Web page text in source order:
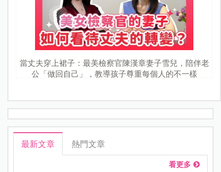
當丈夫穿上裙子：最美檢察官陳漢章妻子雪兒，陪伴老
公「做回自己」，教導孩子尊重每個人的不一樣
最新文章 熱門文章
看更多